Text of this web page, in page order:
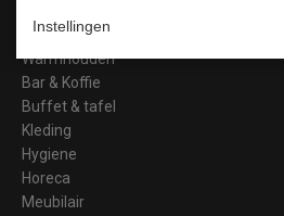
Instellingen
Koksbenodigdheden
Warmhouden
Bar & Koffie
Buffet & tafel
Kleding
Hygiene
Horeca
Meubilair